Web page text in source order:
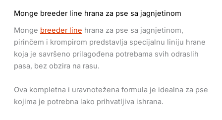
Monge breeder line hrana za pse sa jagnjetinom
Monge breeder line hrana za pse sa jagnjetinom,
pirinčem i krompirom predstavlja specijalnu liniju hrane
koja je savršeno prilagođena potrebama svih odraslih
pasa, bez obzira na rasu.
Ova kompletna i uravnotežena formula je idealna za pse
kojima je potrebna lako prihvatljiva ishrana.